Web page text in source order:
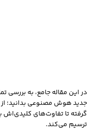
در این مقاله جامع، به بررسی
جدید هوش مصنوعی بدانید؛ از
گرفته تا تفاوت‌های کلیدی‌اش
ترسیم می‌کند.